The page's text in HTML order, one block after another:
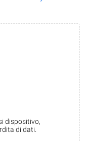
dispositivo,
di dati.